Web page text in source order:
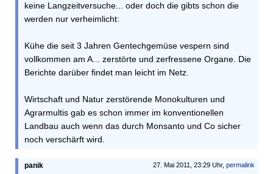
keine Langzeitversuche... oder doch die gibts schon die
werden nur verheimlicht:
Kühe die seit 3 Jahren Gentechgemüse vespern sind
vollkommen am A... zerstörte und zerfressene Organe. Die
Berichte darüber findet man leicht im Netz.
Wirtschaft und Natur zerstörende Monokulturen und
Agrarmultis gab es schon immer im konventionellen
Landbau auch wenn das durch Monsanto und Co sicher
noch verschärft wird.
27. Mai 2011, 23:29 Uhr, permalink
panik